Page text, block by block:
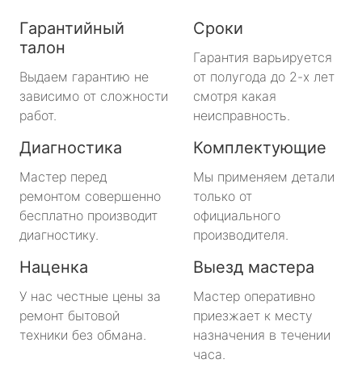
Гарантийный
талон
Выдаем гарантию не
зависимо от сложности
работ.
Сроки
Гарантия варьируется
от полугода до 2-х лет
смотря какая
неисправность.
Диагностика
Мастер перед
ремонтом совершенно
бесплатно производит
диагностику.
Комплектующие
Мы применяем детали
только от
официального
производителя.
Наценка
У нас честные цены за
ремонт бытовой
техники без обмана.
Выезд мастера
Мастер оперативно
приезжает к месту
назначения в течении
часа.